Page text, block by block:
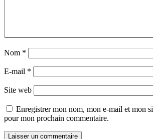
Nom *
E-mail *
Site web
Enregistrer mon nom, mon e-mail et mon
pour mon prochain commentaire.